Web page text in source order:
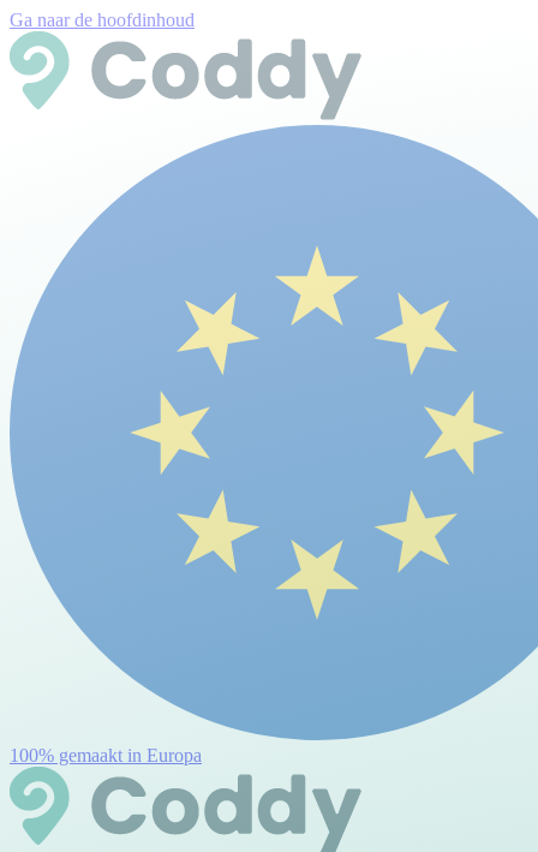
Ga naar de hoofdinhoud
100% gemaakt in Europa